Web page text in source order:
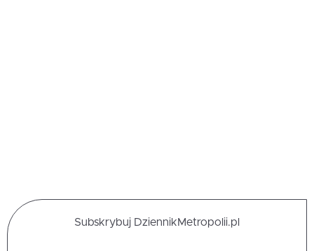
Subskrybuj DziennikMetropolii.pl